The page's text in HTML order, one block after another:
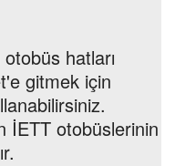
hatları
gitmek için
İETT otobüslerinin